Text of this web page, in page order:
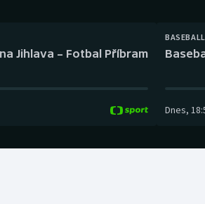
volejbal
Jihlava – Fotbal Příbram
Dnes,